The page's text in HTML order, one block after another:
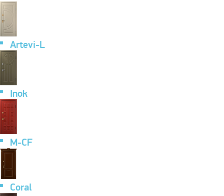
Artevi-L
Inok
M-CF
Coral